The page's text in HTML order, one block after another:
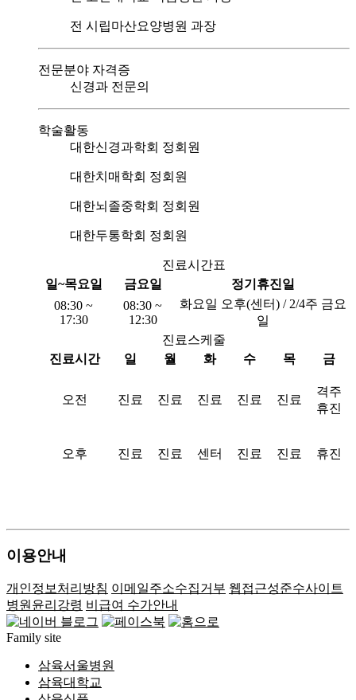
전 시립마산요양병원 과장
전문분야 자격증
신경과 전문의
학술활동
대한신경과학회 정회원
대한치매학회 정회원
대한뇌졸중학회 정회원
대한두통학회 정회원
진료시간표
일~목요일
금요일
정기휴진일
08:30 ~
17:30
08:30 ~
12:30
화요일 오후(센터) / 2/4주 금요
일
진료스케줄
진료시간
일 월 화 수 목 금
오전 진료 진료 진료 진료 진료
격주
휴진
오후 진료 진료 센터 진료 진료 휴진
이용안내
개인정보처리방침 이메일주소수집거부 웹접근성준수사이트
병원윤리강령 비급여 수가안내
Family site
삼육서울병원
삼육대학교